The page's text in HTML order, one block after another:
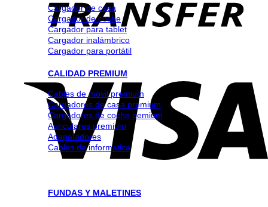
Cargador de casa
Cargador de coche
Cargador para tablet
Cargador inalámbrico
Cargador para portátil
CALIDAD PREMIUM
Cables de movil premium
Cargadores de casa premium
Cargadores de coche pemium
Auriculares premium
Adapatadores
Cables de informatica
FUNDAS Y MALETINES